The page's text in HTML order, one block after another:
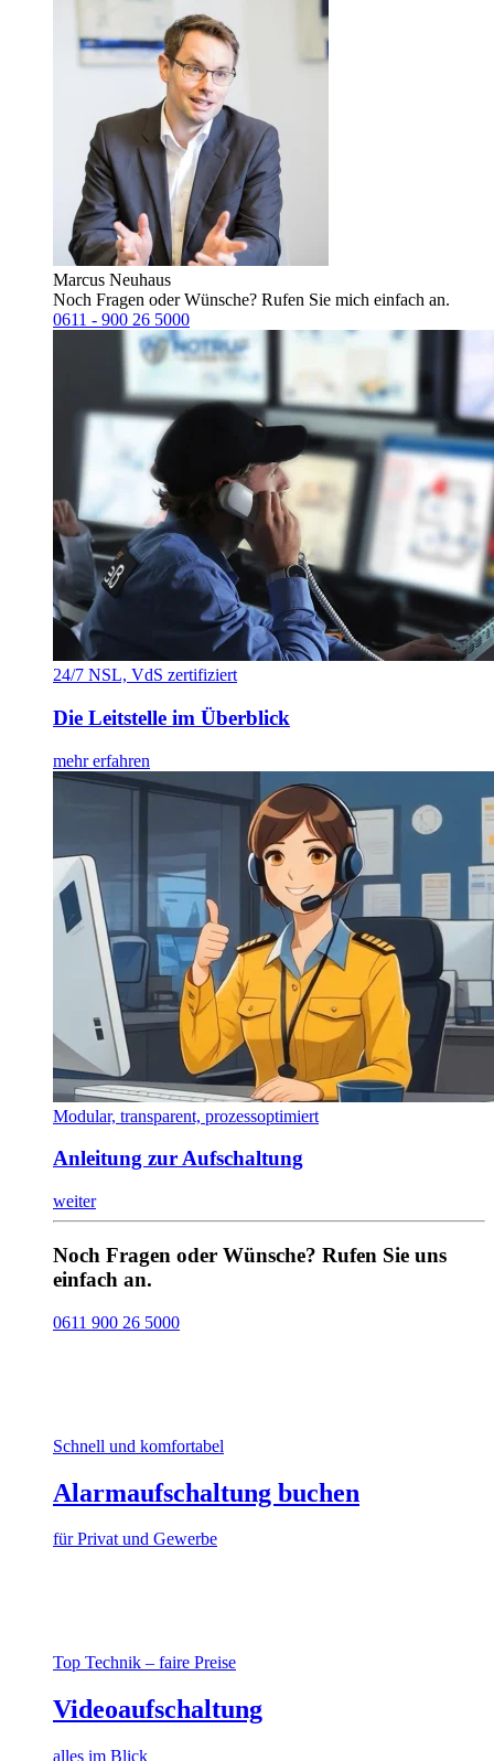
Marcus Neuhaus
Noch Fragen oder Wünsche? Rufen Sie mich einfach an.
0611 - 900 26 5000
24/7 NSL, VdS zertifiziert
Die Leitstelle im Überblick
mehr erfahren
Modular, transparent, prozessoptimiert
Anleitung zur Aufschaltung
weiter
Noch Fragen oder Wünsche? Rufen Sie uns
einfach an.
0611 900 26 5000
Schnell und komfortabel
Alarmaufschaltung buchen
für Privat und Gewerbe
Top Technik – faire Preise
Videoaufschaltung
alles im Blick